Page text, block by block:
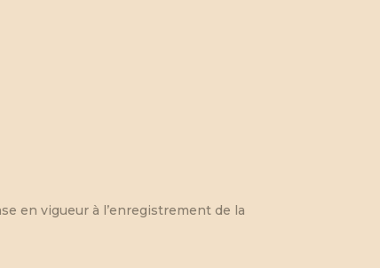
en vigueur à l’enregistrement de la